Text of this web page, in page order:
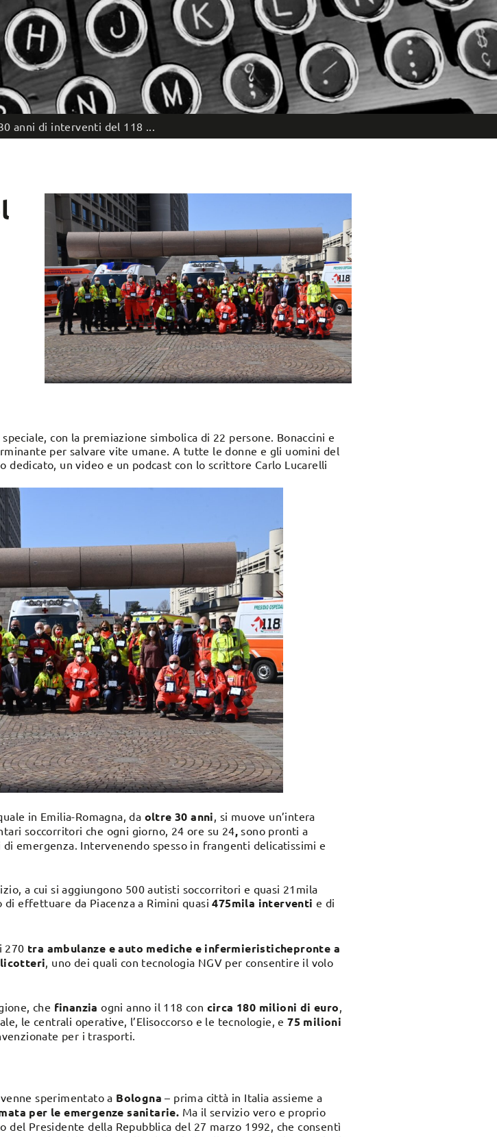
anni di interventi del 118 ...
con la premiazione simbolica di 22 persone. Bonaccini e
per salvare vite umane. A tutte le donne e gli uomini del
dedicato, un video e un podcast con lo scrittore Carlo Lucarelli
in Emilia-Romagna, da oltre 30 anni, si muove un’intera
soccorritori che ogni giorno, 24 ore su 24, sono pronti a
emergenza. Intervenendo spesso in frangenti delicatissimi e
a cui si aggiungono 500 autisti soccorritori e quasi 21mila
di effettuare da Piacenza a Rimini quasi475mila interventi e di
270 tra ambulanze e auto mediche e infermieristichepronte a
, uno dei quali con tecnologia NGV per consentire il volo
che finanzia ogni anno il 118 con circa 180 milioni di euro,
le centrali operative, l’Elisoccorso e le tecnologie, e75 milioni
per i trasporti.
sperimentato a Bologna– prima città in Italia assieme a
per le emergenze sanitarie. Ma il servizio vero e proprio
del Presidente della Repubblica del 27 marzo 1992, che consentì